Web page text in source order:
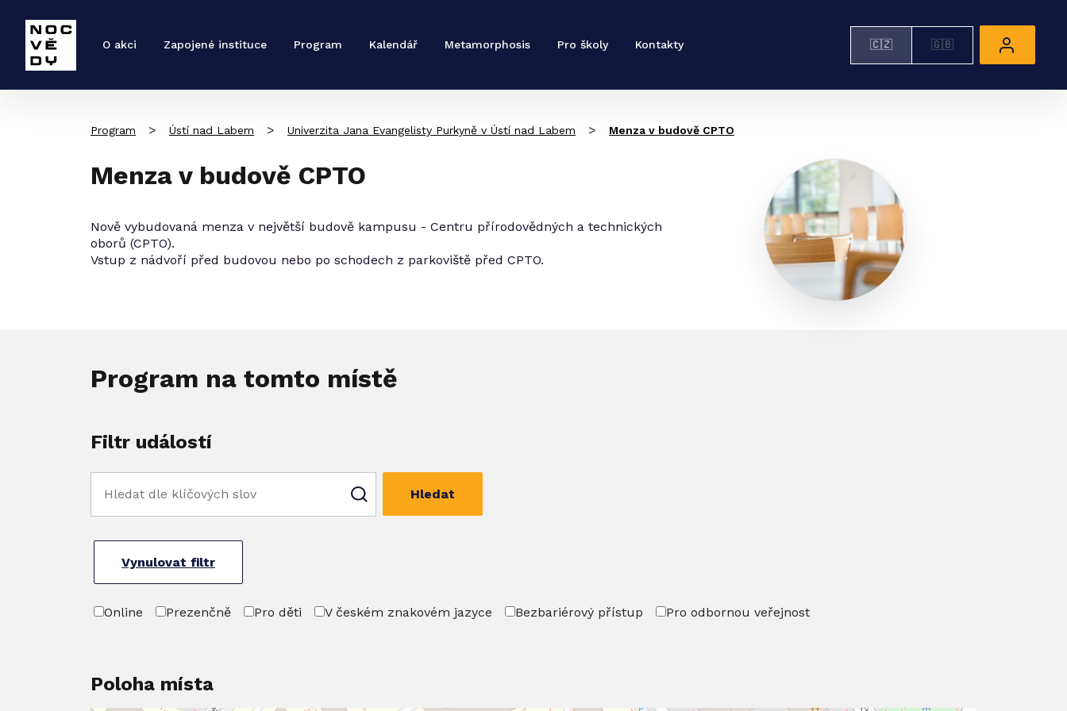
O akci Zapojené instituce Program Kalendář Metamorphosis Pro školy Kontakty 🇨🇿 🇬🇧
Program > Ústí nad Labem > Univerzita Jana Evangelisty Purkyně v Ústí nad Labem > Menza v budově CPTO
Menza v budově CPTO
Nově vybudovaná menza v největší budově kampusu - Centru přírodovědných a technických
oborů (CPTO).
Vstup z nádvoří před budovou nebo po schodech z parkoviště před CPTO.
Program na tomto místě
Filtr událostí
Hledat
Vynulovat filtr
Online Prezenčně Pro děti V českém znakovém jazyce Bezbariérový přístup Pro odbornou veřejnost
Poloha místa